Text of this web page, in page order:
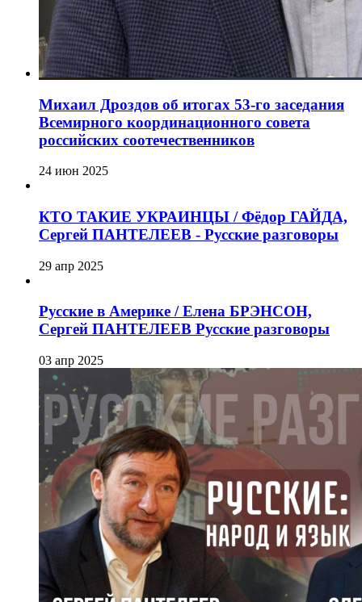
Михаил Дроздов об итогах 53-го заседания
Всемирного координационного совета
российских соотечественников
24 июн 2025
КТО ТАКИЕ УКРАИНЦЫ / Фёдор ГАЙДА,
Сергей ПАНТЕЛЕЕВ - Русские разговоры
29 апр 2025
Русские в Америке / Елена БРЭНСОН,
Сергей ПАНТЕЛЕЕВ Русские разговоры
03 апр 2025